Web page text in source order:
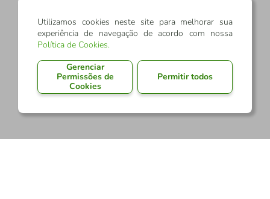
Utilizamos cookies neste site para melhorar sua
experiência de navegação de acordo com nossa
Política de Cookies.
Gerenciar
Permissões de
Cookies
Permitir todos